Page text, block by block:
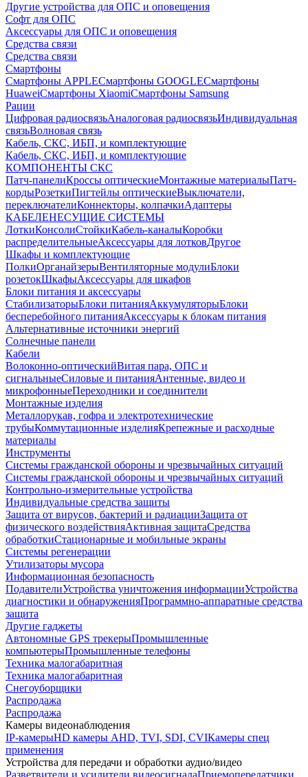
Другие устройства для ОПС и оповещения
Софт для ОПС
Аксессуары для ОПС и оповещения
Средства связи
Средства связи
Смартфоны
Смартфоны APPLEСмартфоны GOOGLEСмартфоны
HuaweiСмартфоны XiaomiСмартфоны Samsung
Рации
Цифровая радиосвязьАналоговая радиосвязьИндивидуальная
связьВолновая связь
Кабель, СКС, ИБП, и комплектующие
Кабель, СКС, ИБП, и комплектующие
КОМПОНЕНТЫ СКС
Патч-панелиКроссы оптическиеМонтажные материалыПатч-
кордыРозеткиПигтейлы оптическиеВыключатели,
переключателиКоннекторы, колпачкиАдаптеры
КАБЕЛЕНЕСУЩИЕ СИСТЕМЫ
ЛоткиКонсолиСтойкиКабель-каналыКоробки
распределительныеАксессуары для лотковДругое
Шкафы и комплектующие
ПолкиОрганайзерыВентиляторные модулиБлоки
розетокШкафыАксессуары для шкафов
Блоки питания и аксессуары
СтабилизаторыБлоки питанияАккумуляторыБлоки
бесперебойного питанияАксессуары к блокам питания
Альтернативные источники энергий
Солнечные панели
Кабели
Волоконно-оптическийВитая пара, ОПС и
сигнальныеСиловые и питанияАнтенные, видео и
микрофонныеПереходники и соединители
Монтажные изделия
Металлорукав, гофра и электротехнические
трубыКоммутационные изделияКрепежные и расходные
материалы
Инструменты
Системы гражданской обороны и чрезвычайных ситуаций
Системы гражданской обороны и чрезвычайных ситуаций
Контрольно-измерительные устройства
Индивидуальные средства защиты
Защита от вирусов, бактерий и радиацииЗащита от
физического воздействияАктивная защитаСредства
обработкиСтационарные и мобильные экраны
Системы регенерации
Утилизаторы мусора
Информационная безопасность
ПодавителиУстройства уничтожения информацииУстройства
диагностики и обнаруженияПрограммно-аппаратные средства
защита
Другие гаджеты
Автономные GPS трекерыПромышленные
компьютерыПромышленные телефоны
Техника малогабаритная
Техника малогабаритная
Снегоуборщики
Распродажа
Распродажа
Камеры видеонаблюдения
IP-камерыHD камеры AHD, TVI, SDI, CVIКамеры спец
применения
Устройства для передачи и обработки аудио/видео
Разветвители и усилители видеосигналаПриемопередатчики